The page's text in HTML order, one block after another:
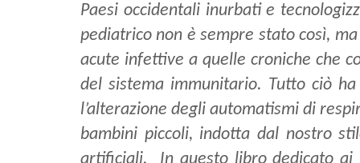
Paesi occidentali inurbati e
pediatrico non è sempre stato così,
acute infettive a quelle croniche che
del sistema immunitario. Tutto ciò
l’alterazione degli automatismi di
bambini piccoli, indotta dal nostro
artificiali. In questo libro dedicato